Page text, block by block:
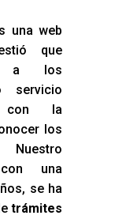
una web
que
a los
servicio
con la
los
una
se ha
trámites